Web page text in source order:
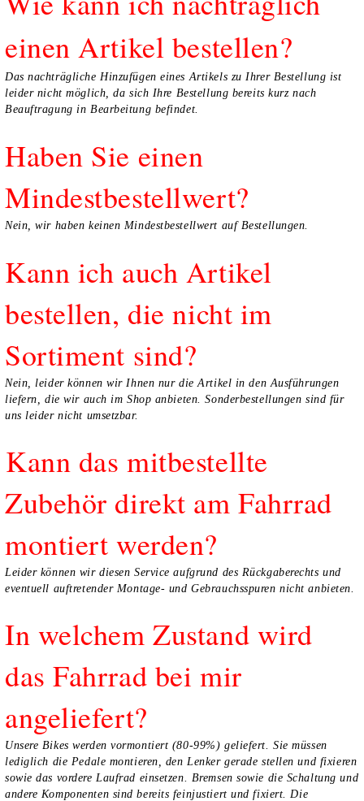
einen Artikel bestellen?
Das nachträgliche Hinzufügen eines Artikels zu Ihrer Bestellung ist
leider nicht möglich, da sich Ihre Bestellung bereits kurz nach
Beauftragung in Bearbeitung befindet.
Haben Sie einen
Mindestbestellwert?
Nein, wir haben keinen Mindestbestellwert auf Bestellungen.
Kann ich auch Artikel
bestellen, die nicht im
Sortiment sind?
Nein, leider können wir Ihnen nur die Artikel in den Ausführungen
liefern, die wir auch im Shop anbieten. Sonderbestellungen sind für
uns leider nicht umsetzbar.
Kann das mitbestellte
Zubehör direkt am Fahrrad
montiert werden?
Leider können wir diesen Service aufgrund des Rückgaberechts und
eventuell auftretender Montage- und Gebrauchsspuren nicht anbieten.
In welchem Zustand wird
das Fahrrad bei mir
angeliefert?
Unsere Bikes werden vormontiert (80-99%) geliefert. Sie müssen
lediglich die Pedale montieren, den Lenker gerade stellen und fixieren
sowie das vordere Laufrad einsetzen. Bremsen sowie die Schaltung und
andere Komponenten sind bereits feinjustiert und fixiert. Die